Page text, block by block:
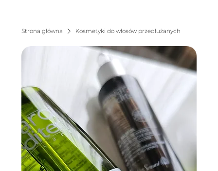
Strona główna Kosmetyki do włosów przedłużanych